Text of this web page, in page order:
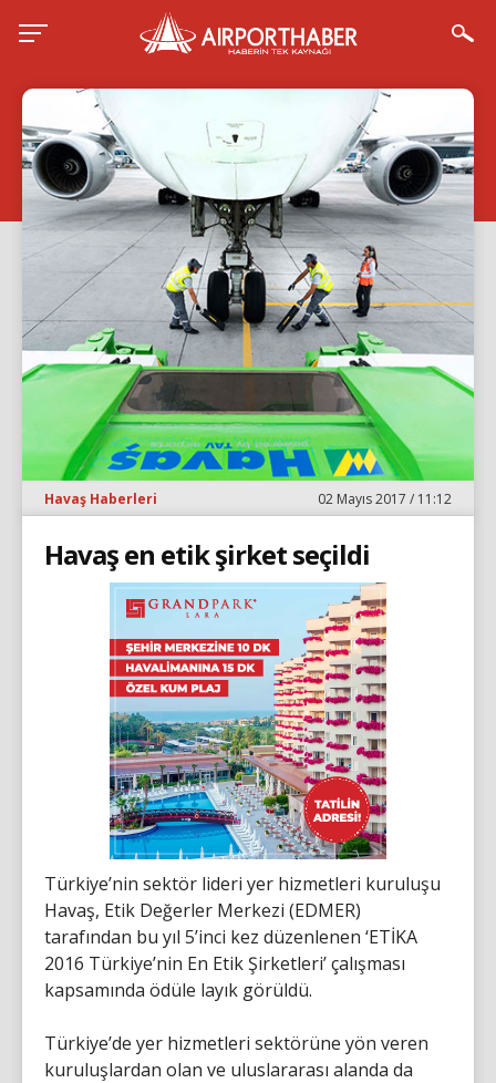
Havaş Haberleri 02 Mayıs 2017 / 11:12
Havaş en etik şirket seçildi
Türkiye’nin sektör lideri yer hizmetleri kuruluşu
Havaş, Etik Değerler Merkezi (EDMER)
tarafından bu yıl 5’inci kez düzenlenen ‘ETİKA
2016 Türkiye’nin En Etik Şirketleri’ çalışması
kapsamında ödüle layık görüldü.
Türkiye’de yer hizmetleri sektörüne yön veren
kuruluşlardan olan ve uluslararası alanda da